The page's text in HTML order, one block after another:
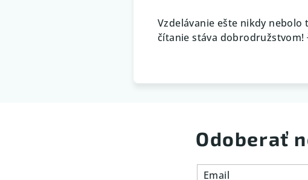
Vzdelávanie ešte nikdy nebolo
čítanie stáva dobrodružstvom!
Odoberať
Email